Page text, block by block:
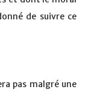
de suivre ce
pas malgré une